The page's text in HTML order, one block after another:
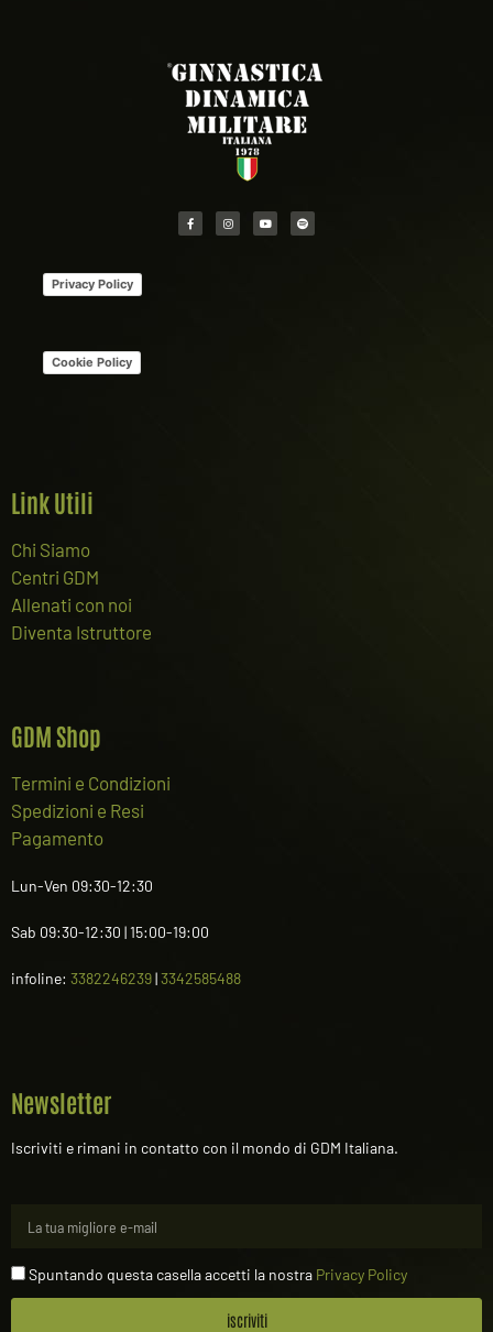
Privacy Policy
Cookie Policy
Link Utili
Chi Siamo
Centri GDM
Allenati con noi
Diventa Istruttore
GDM Shop
Termini e Condizioni
Spedizioni e Resi
Pagamento
Lun-Ven 09:30-12:30
Sab 09:30-12:30 | 15:00-19:00
infoline: 3382246239|3342585488
Newsletter
Iscriviti e rimani in contatto con il mondo di GDM Italiana.
Spuntando questa casella accetti la nostra Privacy Policy
iscriviti